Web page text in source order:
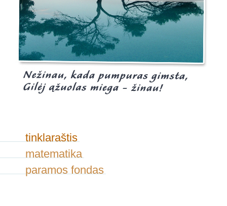
tinklaraštis
matematika
paramos fondas